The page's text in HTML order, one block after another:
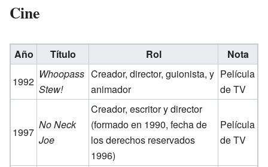
Cine
Año Título Rol
Nota
1992
Whoopass
Stew!
Creador, director, guionista, y
animador
Película
de TV
1997
No Neck
Joe
Creador, escritor y director
(formado en 1990, fecha de
los derechos reservados
1996)
Película
de TV